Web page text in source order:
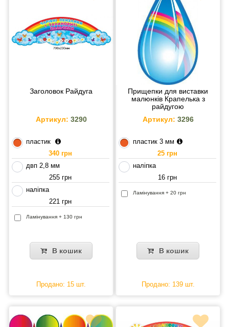
Заголовок Райдуга
Артикул: 3290
пластик
340 грн
двп 2,8 мм
255 грн
наліпка
221 грн
Ламінування + 130 грн
В кошик
Продано: 15 шт.
Прищепки для виставки
малюнків Крапелька з
райдугою
Артикул: 3296
пластик 3 мм
25 грн
наліпка
16 грн
Ламінування + 20 грн
В кошик
Продано: 139 шт.